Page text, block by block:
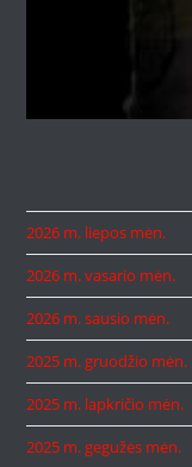
2026 m. liepos mėn.
2026 m. vasario mėn.
2026 m. sausio mėn.
2025 m. gruodžio mėn.
2025 m. lapkričio mėn.
2025 m. gegužės mėn.